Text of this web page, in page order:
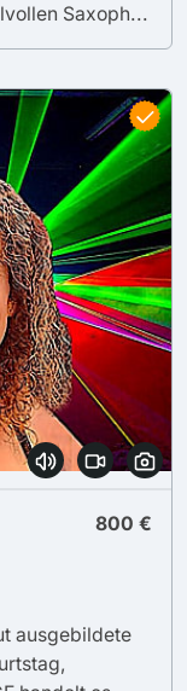
Saxoph...
800 €
ausgebildete